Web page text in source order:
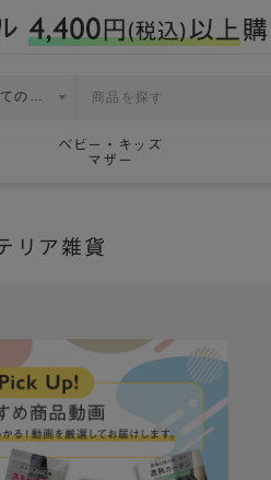
ベビー・キッズ
マザー
リア雑貨